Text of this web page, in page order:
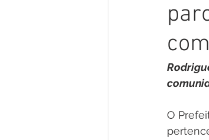
Gestão e
O